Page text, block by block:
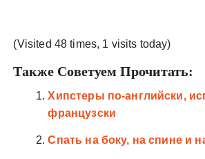
(Visited 48 times, 1 visits today)
Также Советуем Прочитать:
Хипстеры по-английски,
французски
Спать на боку, на спине и